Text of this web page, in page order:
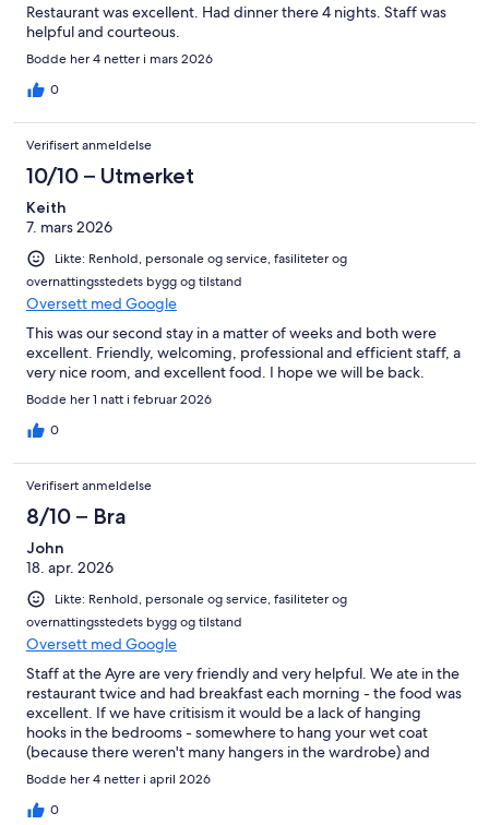
Restaurant was excellent. Had dinner there 4 nights. Staff was
helpful and courteous.
Bodde her 4 netter i mars 2026
0
Verifisert anmeldelse
10/10 – Utmerket
Keith
7. mars 2026
Likte: Renhold, personale og service, fasiliteter og
overnattingsstedets bygg og tilstand
Oversett med Google
This was our second stay in a matter of weeks and both were
excellent. Friendly, welcoming, professional and efficient staff, a
very nice room, and excellent food. I hope we will be back.
Bodde her 1 natt i februar 2026
0
Verifisert anmeldelse
8/10 – Bra
John
18. apr. 2026
Likte: Renhold, personale og service, fasiliteter og
overnattingsstedets bygg og tilstand
Oversett med Google
Staff at the Ayre are very friendly and very helpful. We ate in the
restaurant twice and had breakfast each morning - the food was
excellent. If we have critisism it would be a lack of hanging
hooks in the bedrooms - somewhere to hang your wet coat
(because there weren't many hangers in the wardrobe) and
hooks in the bathroom to hang your wet towels.
Bodde her 4 netter i april 2026
0